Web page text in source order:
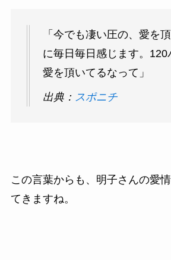
「今でも凄い圧の、愛を
に毎日毎日感じます。120
愛を頂いてるなって」
出典： スポニチ
この言葉からも、明子さんの愛
てきますね。